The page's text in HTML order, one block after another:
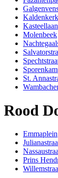
Kasteellaan
Molenbeek
St.
Rood
Emmaplein
Prins